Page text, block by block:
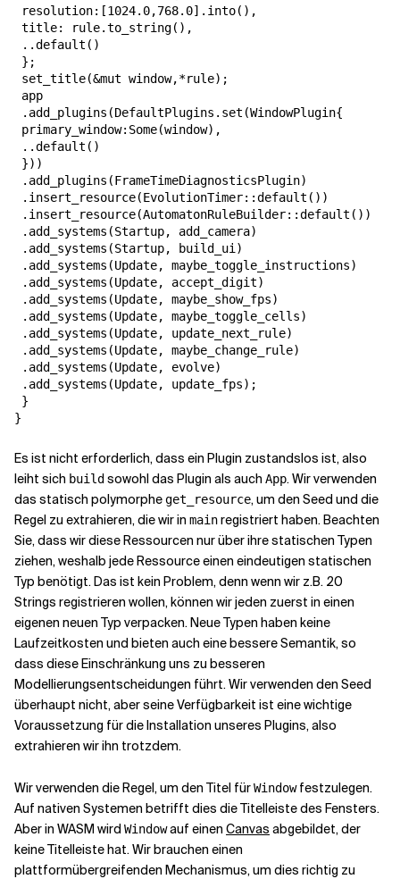
resolution:[1024.0,768.0].into(),
title: rule.to_string(),
..default()
};
set_title(&mut window,*rule);
app
.add_plugins(DefaultPlugins.set(WindowPlugin{
primary_window:Some(window),
..default()
}))
.add_plugins(FrameTimeDiagnosticsPlugin)
.insert_resource(EvolutionTimer::default())
.insert_resource(AutomatonRuleBuilder::default())
.add_systems(Startup, add_camera)
.add_systems(Startup, build_ui)
.add_systems(Update, maybe_toggle_instructions)
.add_systems(Update, accept_digit)
.add_systems(Update, maybe_show_fps)
.add_systems(Update, maybe_toggle_cells)
.add_systems(Update, update_next_rule)
.add_systems(Update, maybe_change_rule)
.add_systems(Update, evolve)
.add_systems(Update, update_fps);
}
}
Es ist nicht erforderlich, dass ein Plugin zustandslos ist, also
leiht sich build sowohl das Plugin als auch App. Wir verwenden
das statisch polymorpheget_resource, um den Seed und die
Regel zu extrahieren, die wir in mainregistriert haben. Beachten
Sie, dass wir diese Ressourcen nur über ihre statischen Typen
ziehen, weshalb jede Ressource einen eindeutigen statischen
Typ benötigt. Das ist kein Problem, denn wenn wir z.B. 20
Strings registrieren wollen, können wir jeden zuerst in einen
eigenen neuen Typ verpacken. Neue Typen haben keine
Laufzeitkosten und bieten auch eine bessere Semantik, so
dass diese Einschränkung uns zu besseren
Modellierungsentscheidungen führt. Wir verwenden den Seed
überhaupt nicht, aber seine Verfügbarkeit ist eine wichtige
Voraussetzung für die Installation unseres Plugins, also
extrahieren wir ihn trotzdem.
Wir verwenden die Regel, um den Titel fürWindowfestzulegen.
Auf nativen Systemen betrifft dies die Titelleiste des Fensters.
Aber in WASM wird Windowauf einen Canvas abgebildet, der
keine Titelleiste hat. Wir brauchen einen
plattformübergreifenden Mechanismus, um dies richtig zu